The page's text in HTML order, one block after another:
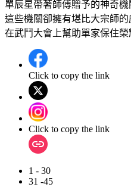
單辰星帶著師傅贈予的神奇
這些機關卻擁有堪比大宗師
在武鬥大會上幫助單家保住榮
Click to copy the link
Click to copy the link
1 - 30
31 -45